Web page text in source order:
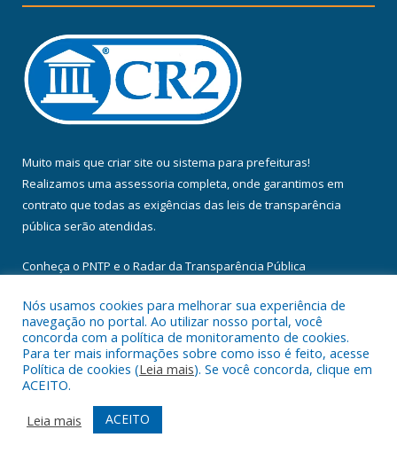
Muito mais que criar site ou sistema para prefeituras!
Realizamos uma assessoria completa, onde garantimos em
contrato que todas as exigências das leis de transparência
pública serão atendidas.
Conheça o PNTP e o Radar da Transparência Pública
Todos os direitos reservados a Câmara Municipal de Floresta do
Araguaia.
Mapa do Site
Acessar Área Administrativa
Acessar Webmail
Nós usamos cookies para melhorar sua experiência de
navegação no portal. Ao utilizar nosso portal, você
concorda com a política de monitoramento de cookies.
Para ter mais informações sobre como isso é feito, acesse
Política de cookies (Leia mais). Se você concorda, clique em
ACEITO.
Leia mais
ACEITO